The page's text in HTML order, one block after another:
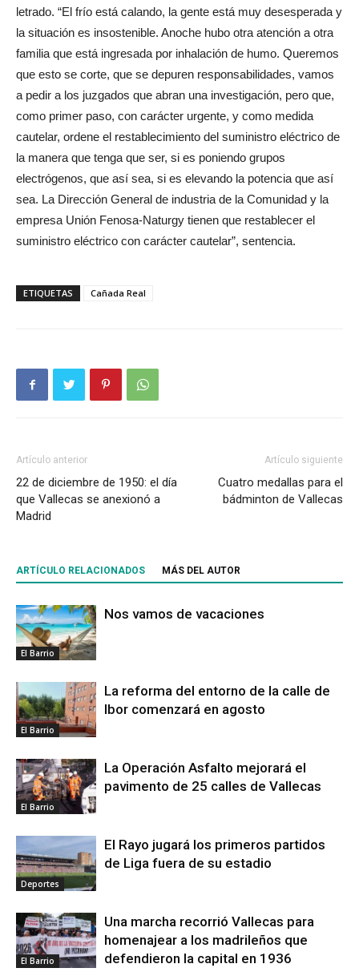
letrado. “El frío está calando, la gente está muy desesperada y
la situación es insostenible. Anoche hubo otra atención a otra
familia que está ingresada por inhalación de humo. Queremos
que esto se corte, que se depuren responsabilidades, vamos
a pedir a los juzgados que abran una investigación, pero que,
como primer paso, con carácter urgente, y como medida
cautelar, ordene el restablecimiento del suministro eléctrico de
la manera que tenga que ser, si es poniendo grupos
electrógenos, que así sea, si es elevando la potencia que así
sea. La Dirección General de industria de la Comunidad y la
empresa Unión Fenosa-Naturgy tienen que restablecer el
suministro eléctrico con carácter cautelar”, sentencia.
ETIQUETAS Cañada Real
Artículo anterior
22 de diciembre de 1950: el día
que Vallecas se anexionó a
Madrid
Artículo siguiente
Cuatro medallas para el
bádminton de Vallecas
ARTÍCULO RELACIONADOS MÁS DEL AUTOR
El Barrio
Nos vamos de vacaciones
El Barrio
La reforma del entorno de la calle de
Ibor comenzará en agosto
El Barrio
La Operación Asfalto mejorará el
pavimento de 25 calles de Vallecas
Deportes
El Rayo jugará los primeros partidos
de Liga fuera de su estadio
El Barrio
Una marcha recorrió Vallecas para
homenajear a los madrileños que
defendieron la capital en 1936